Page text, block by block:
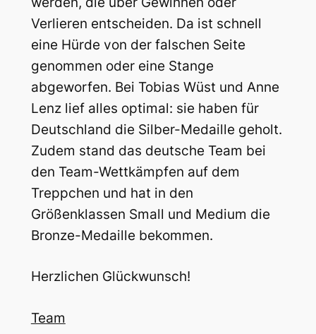
Verlieren entscheiden. Da ist schnell
eine Hürde von der falschen Seite
genommen oder eine Stange
abgeworfen. Bei Tobias Wüst und Anne
Lenz lief alles optimal: sie haben für
Deutschland die Silber-Medaille geholt.
Zudem stand das deutsche Team bei
den Team-Wettkämpfen auf dem
Treppchen und hat in den
Größenklassen Small und Medium die
Bronze-Medaille bekommen.
Herzlichen Glückwunsch!
Team